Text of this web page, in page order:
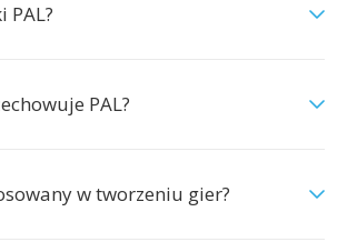
PAL?
PAL?
w tworzeniu gier?